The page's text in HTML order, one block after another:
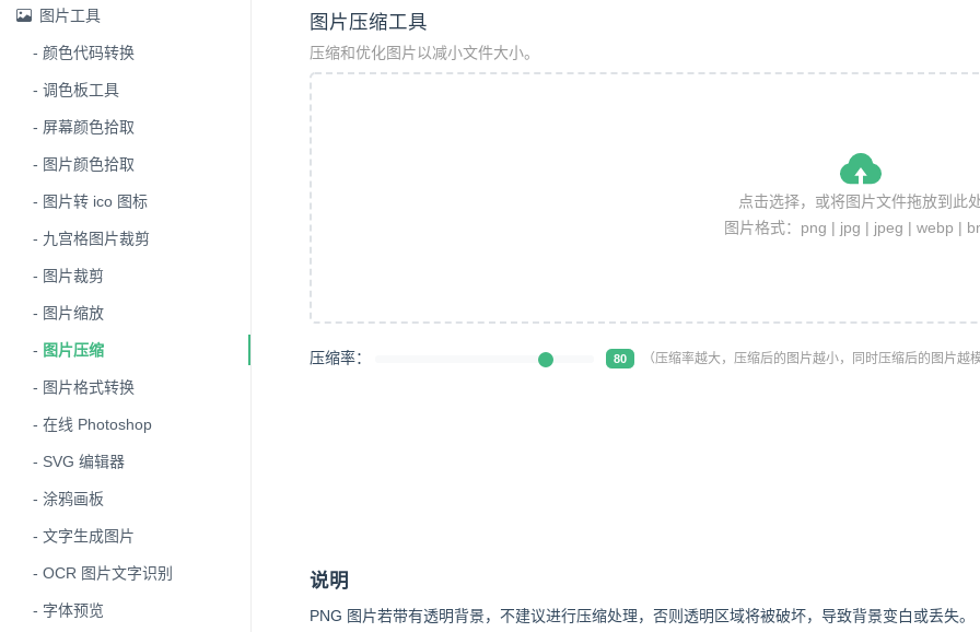
图片工具
颜色代码转换
调色板工具
屏幕颜色拾取
图片颜色拾取
图片转 ico 图标
九宫格图片裁剪
图片裁剪
图片缩放
图片压缩
图片格式转换
在线 Photoshop
SVG 编辑器
涂鸦画板
文字生成图片
OCR 图片文字识别
字体预览
图片压缩工具
压缩和优化图片以减小文件大小。
点击选择，或将图片文件拖放到此
图片格式：png | jpg | jpeg | webp |
压缩率： 80 （压缩率越大，压缩后的图片越小，同时压缩后的图片越模
说明
PNG 图片若带有透明背景，不建议进行压缩处理，否则透明区域将被破坏，导致背景变白或丢失。